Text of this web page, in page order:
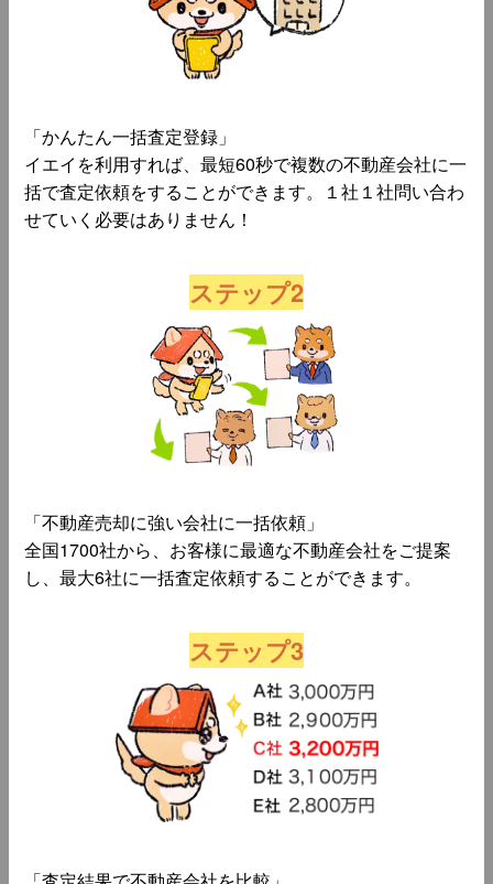
「かんたん一括査定登録」
イエイを利用すれば、最短60秒で複数の不動産会社に一
括で査定依頼をすることができます。１社１社問い合わ
せていく必要はありません！
ステップ2
「不動産売却に強い会社に一括依頼」
全国1700社から、お客様に最適な不動産会社をご提案
し、最大6社に一括査定依頼することができます。
ステップ3